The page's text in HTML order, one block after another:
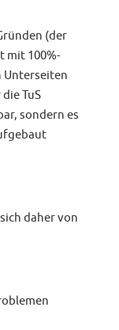
(der
mit 100%-
Unterseiten
TuS
sondern es
daher von